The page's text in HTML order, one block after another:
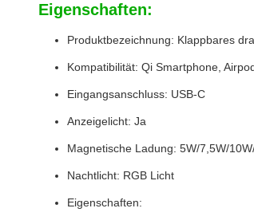
Eigenschaften:
Produktbezeichnung: Klappbares
Kompatibilität: Qi Smartphone,
Eingangsanschluss: USB-C
Anzeigelicht: Ja
Magnetische Ladung: 5W/7,5W/
Nachtlicht: RGB Licht
Eigenschaften: